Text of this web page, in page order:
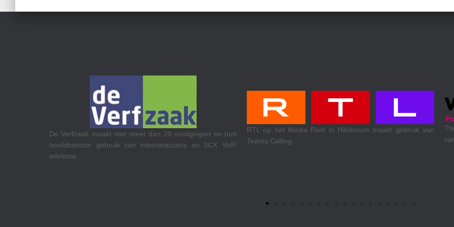
De Verfzaak maakt met meer dan 20 vestigingen en hun
hoofdkantoor gebruik van internetaccess en 3CX VoIP
telefonie.
RTL op het Media Park in Hilversum maakt gebruik van
Teams Calling.